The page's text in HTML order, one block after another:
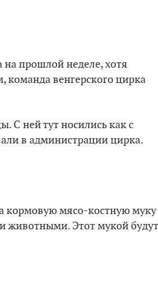
на прошлой неделе, хотя
венгерского цирка
С ней тут носились как с
в администрации цирка.
кормовую мясо-костную муку
животными. Этот мукой будут